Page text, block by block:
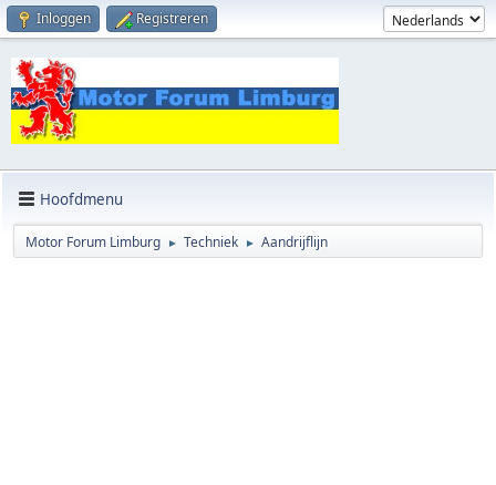
Inloggen Registreren
Hoofdmenu
Motor Forum Limburg ► Techniek ► Aandrijflijn